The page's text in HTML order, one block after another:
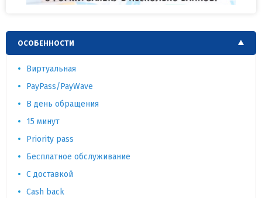
ОСОБЕННОСТИ
Виртуальная
PayPass/PayWave
В день обращения
15 минут
Priority pass
Бесплатное обслуживание
С доставкой
Cash back